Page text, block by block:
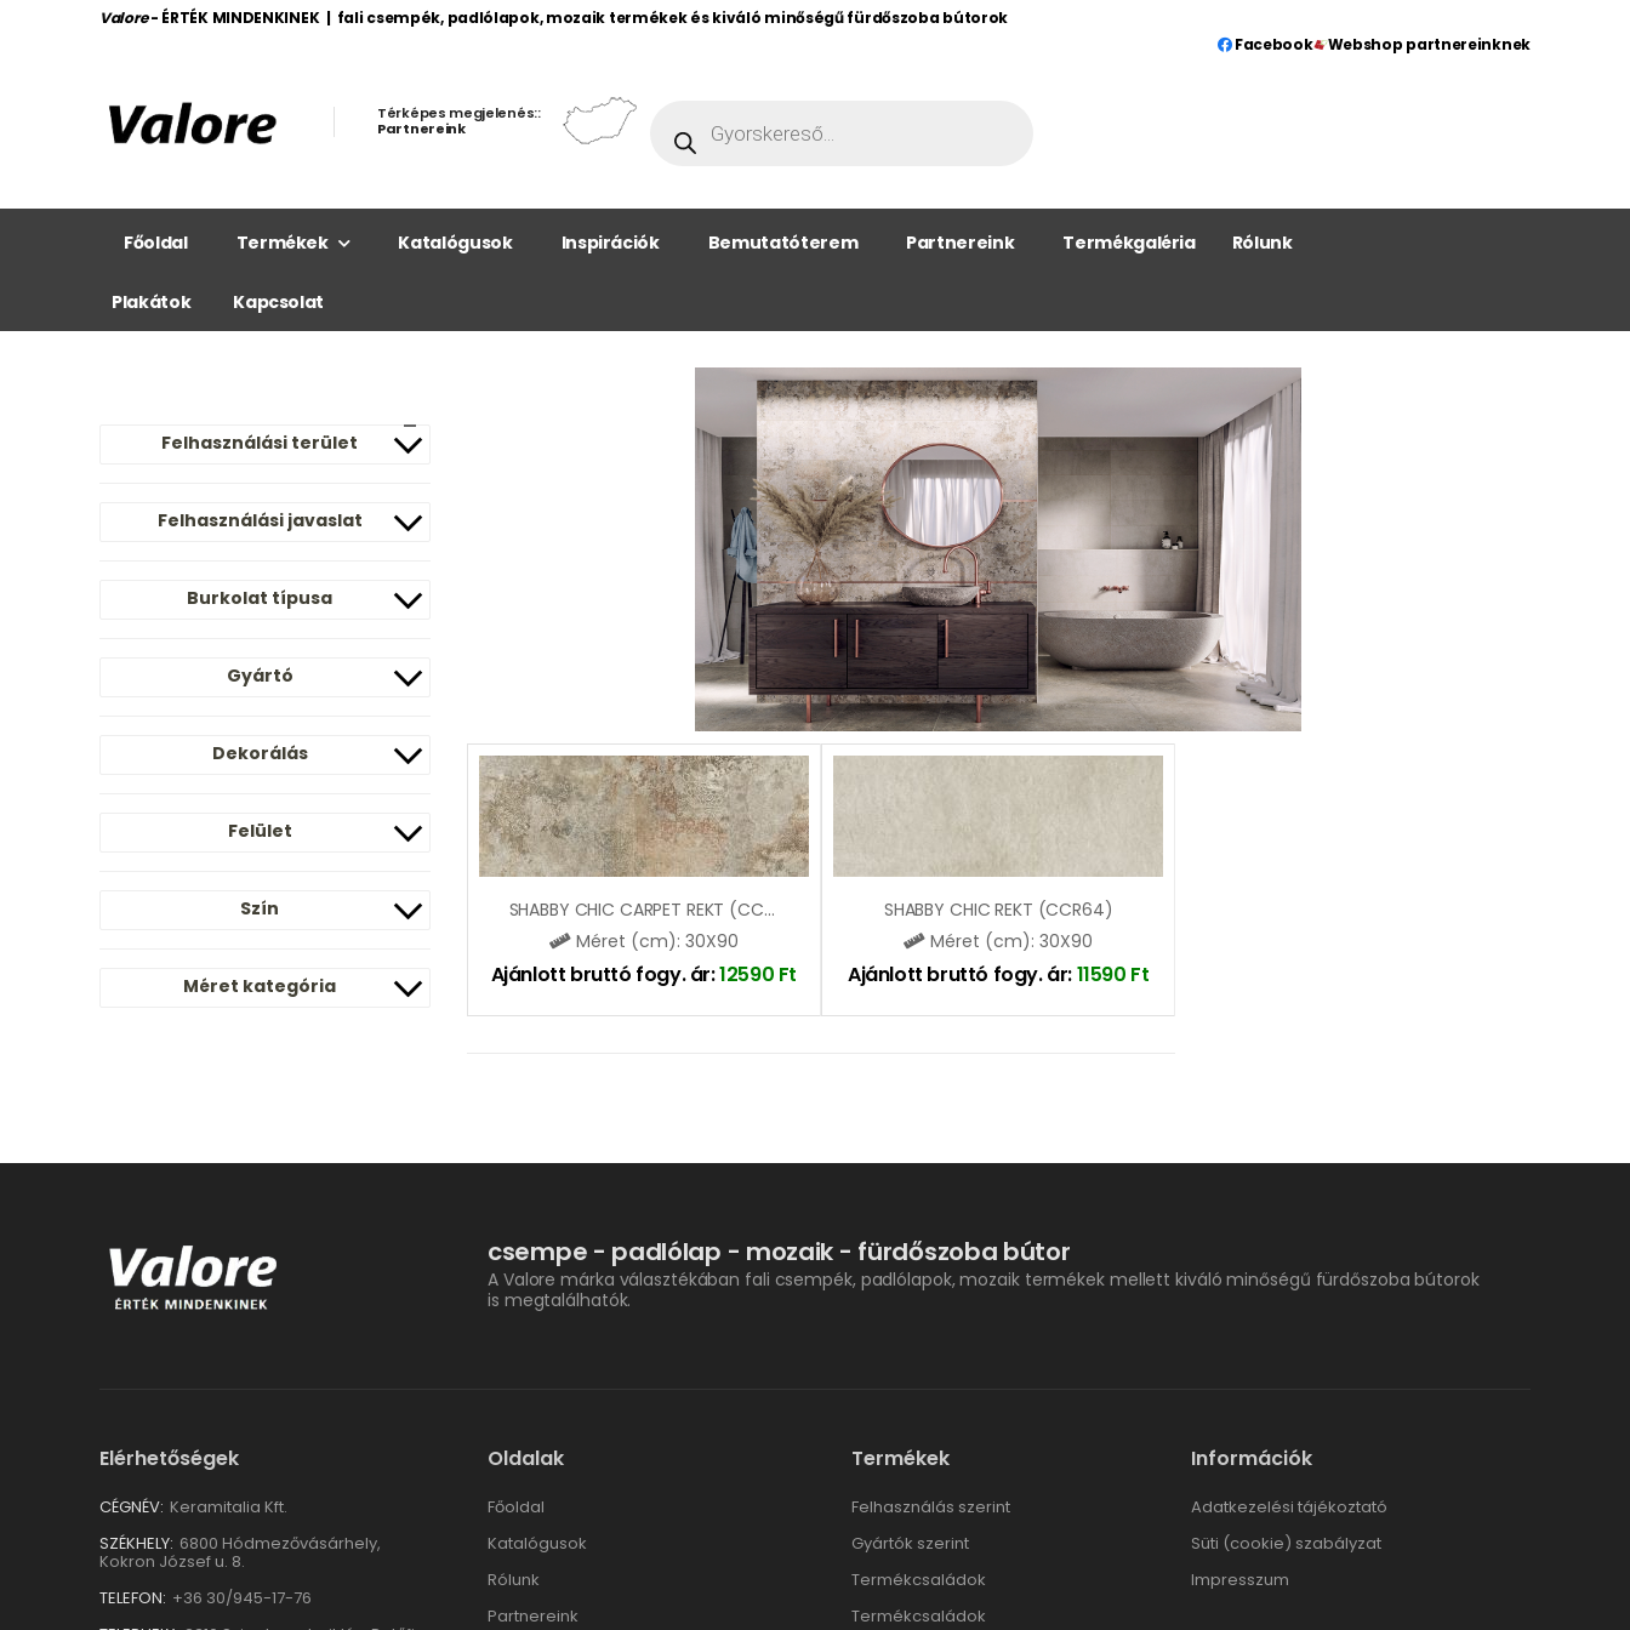
Valore - ÉRTÉK MINDENKINEK | fali csempék, padlólapok, mozaik termékek és kiváló minőségű fürdőszoba bútorok
Facebook
Webshop partnereinknek
Térképes megjelenés::
Partnereink
Főoldal Termékek Katalógusok Inspirációk Bemutatóterem Partnereink Termékgaléria Rólunk
Plakátok Kapcsolat
Felhasználási terület
Felhasználási javaslat
Burkolat típusa
Gyártó
Dekorálás
Felület
Szín
Méret kategória
SHABBY CHIC CARPET REKT (CCR65)
Méret (cm): 30X90
Ajánlott bruttó fogy. ár:12590 Ft
SHABBY CHIC REKT (CCR64)
Méret (cm): 30X90
Ajánlott bruttó fogy. ár:11590 Ft
csempe - padlólap - mozaik - fürdőszoba bútor
A Valore márka választékában fali csempék, padlólapok, mozaik termékek mellett kiváló minőségű fürdőszoba bútorok
is megtalálhatók.
Elérhetőségek
CÉGNÉV: Keramitalia Kft.
SZÉKHELY: 6800 Hódmezővásárhely,
Kokron József u. 8.
TELEFON: +36 30/945-17-76
Oldalak
Főoldal
Katalógusok
Rólunk
Partnereink
Termékek
Felhasználás szerint
Gyártók szerint
Termékcsaládok
Termékcsaládok
Információk
Adatkezelési tájékoztató
Süti (cookie) szabályzat
Impresszum